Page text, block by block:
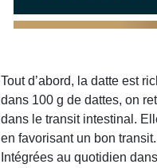
Tout d’abord, la datte est
dans 100 g de dattes, on
dans le transit intestinal.
en favorisant un bon transit.
Intégrées au quotidien